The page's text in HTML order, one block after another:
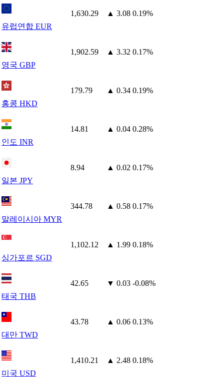
유럽연합 EUR
1,630.29 ▲ 3.08 0.19%
영국 GBP
1,902.59 ▲ 3.32 0.17%
홍콩 HKD
179.79 ▲ 0.34 0.19%
인도 INR
14.81 ▲ 0.04 0.28%
일본 JPY
8.94 ▲ 0.02 0.17%
말레이시아 MYR
344.78 ▲ 0.58 0.17%
싱가포르 SGD
1,102.12 ▲ 1.99 0.18%
태국 THB
42.65 ▼ 0.03 -0.08%
대만 TWD
43.78 ▲ 0.06 0.13%
미국 USD
1,410.21 ▲ 2.48 0.18%